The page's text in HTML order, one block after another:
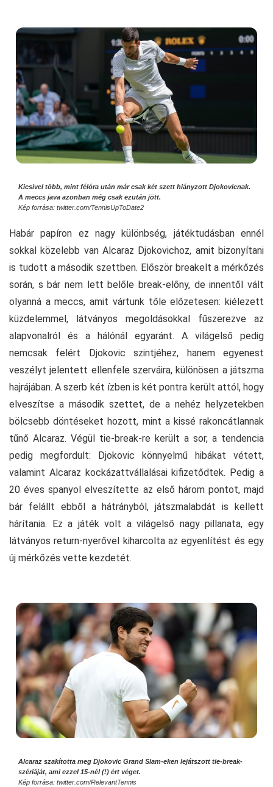
Kicsivel több, mint félóra után már csak két szett hiányzott Djokovicnak.
A meccs java azonban még csak ezután jött.
Kép forrása: twitter.com/TennisUpToDate2
Habár papíron ez nagy különbség, játéktudásban ennél
sokkal közelebb van Alcaraz Djokovichoz, amit bizonyítani
is tudott a második szettben. Először breakelt a mérkőzés
során, s bár nem lett belőle break-előny, de innentől vált
olyanná a meccs, amit vártunk tőle előzetesen: kiélezett
küzdelemmel, látványos megoldásokkal fűszerezve az
alapvonalról és a hálónál egyaránt. A világelső pedig
nemcsak felért Djokovic szintjéhez, hanem egyenest
veszélyt jelentett ellenfele szerváira, különösen a játszma
hajrájában. A szerb két ízben is két pontra került attól, hogy
elveszítse a második szettet, de a nehéz helyzetekben
bölcsebb döntéseket hozott, mint a kissé rakoncátlannak
tűnő Alcaraz. Végül tie-break-re került a sor, a tendencia
pedig megfordult: Djokovic könnyelmű hibákat vétett,
valamint Alcaraz kockázattvállalásai kifizetődtek. Pedig a
20 éves spanyol elveszítette az első három pontot, majd
bár felállt ebből a hátrányból, játszmalabdát is kellett
hárítania. Ez a játék volt a világelső nagy pillanata, egy
látványos return-nyerővel kiharcolta az egyenlítést és egy
új mérkőzés vette kezdetét.
Alcaraz szakította meg Djokovic Grand Slam-eken lejátszott tie-break-
szériáját, ami ezzel 15-nél (!) ért véget.
Kép forrása: twitter.com/RelevantTennis